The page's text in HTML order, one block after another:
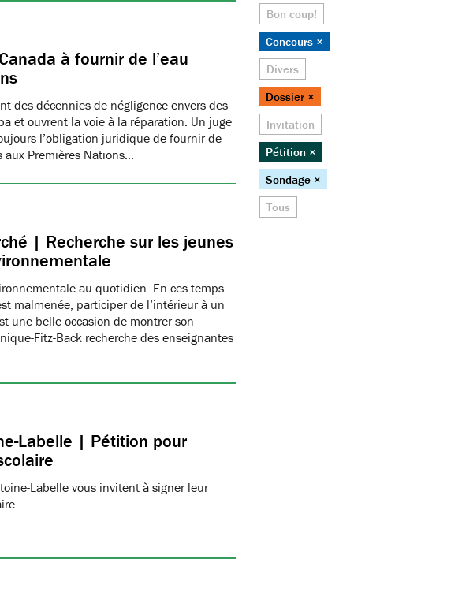
à fournir de l’eau
des décennies de négligence envers des
et ouvrent la voie à la réparation. Un juge
l’obligation juridique de fournir de
aux Premières Nations…
| Recherche sur les jeunes
au quotidien. En ces temps
malmenée, participer de l’intérieur à un
une belle occasion de montrer son
Fitz-Back recherche des enseignantes
Labelle | Pétition pour
Labelle vous invitent à signer leur
Bon coup!
Concours ×
Divers
Dossier ×
Invitation
Pétition ×
Sondage ×
Tous